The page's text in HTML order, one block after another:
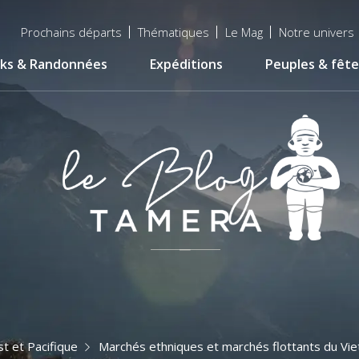
Menu
Prochains départs Thématiques Le Mag Notre univers
& Randonnées Expéditions Peuples &
et Pacifique Marchés ethniques et marchés flottants du